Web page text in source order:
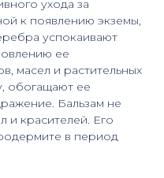
ухода за
к появлению экземы,
успокаивают
ее
масел и растительных
обогащают ее
Бальзам не
и красителей. Его
в период